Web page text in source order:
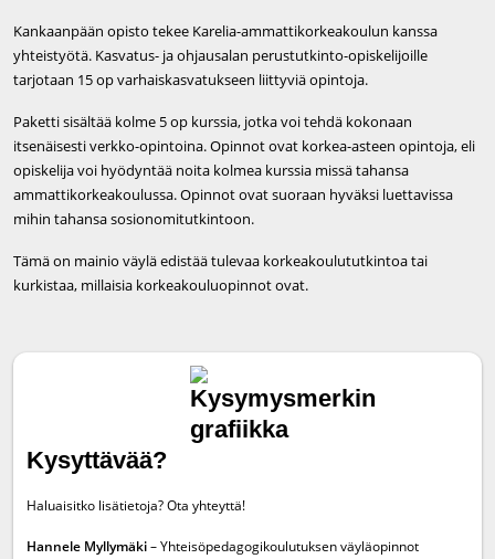
Kankaanpään opisto tekee Karelia-ammattikorkeakoulun kanssa
yhteistyötä. Kasvatus- ja ohjausalan perustutkinto-opiskelijoille
tarjotaan 15 op varhaiskasvatukseen liittyviä opintoja.
Paketti sisältää kolme 5 op kurssia, jotka voi tehdä kokonaan
itsenäisesti verkko-opintoina. Opinnot ovat korkea-asteen opintoja, eli
opiskelija voi hyödyntää noita kolmea kurssia missä tahansa
ammattikorkeakoulussa. Opinnot ovat suoraan hyväksi luettavissa
mihin tahansa sosionomitutkintoon.
Tämä on mainio väylä edistää tulevaa korkeakoulututkintoa tai
kurkistaa, millaisia korkeakouluopinnot ovat.
Kysyttävää?
Haluaisitko lisätietoja? Ota yhteyttä!
Hannele Myllymäki– Yhteisöpedagogikoulutuksen väyläopinnot